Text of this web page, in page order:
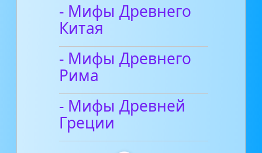
- Мифы Древнего
Китая
- Мифы Древнего
Рима
- Мифы Древней
Греции